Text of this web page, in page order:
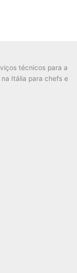
técnicos para a
Itália para chefs e